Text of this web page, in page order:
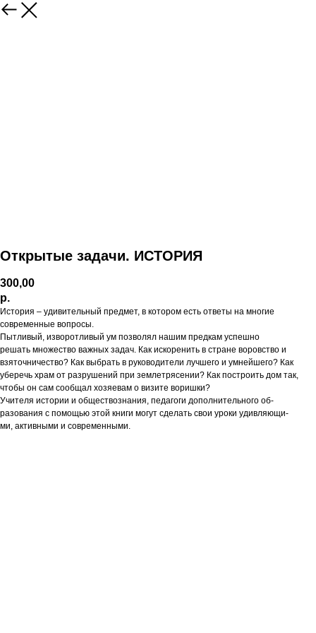
Открытые задачи. ИСТОРИЯ
300,00
р.
История – удивительный предмет, в котором есть ответы на многие
современные вопросы.
Пытливый, изворотливый ум позволял нашим предкам успешно
решать множество важных задач. Как искоренить в стране воровство и
взяточничество? Как выбрать в руководители лучшего и умнейшего? Как
уберечь храм от разрушений при землетрясении? Как построить дом так,
чтобы он сам сообщал хозяевам о визите воришки?
Учителя истории и обществознания, педагоги дополнительного об-
разования с помощью этой книги могут сделать свои уроки удивляющи-
ми, активными и современными.